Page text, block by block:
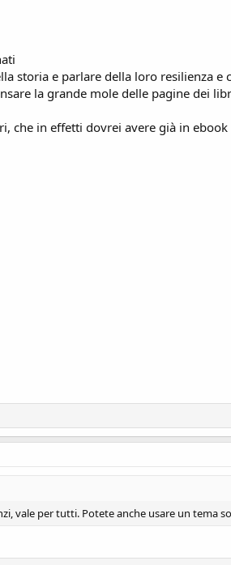
storia e parlare della loro resilienza e
la grande mole delle pagine dei
che in effetti dovrei avere già in ebook
vale per tutti. Potete anche usare un tema